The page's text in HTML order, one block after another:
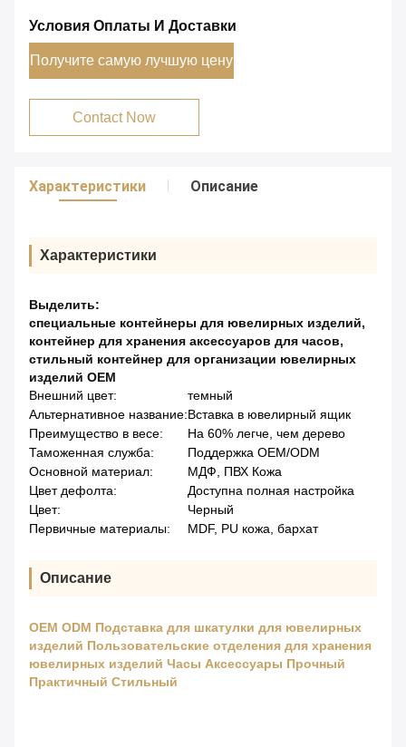
Условия Оплаты И Доставки
Получите самую лучшую цену
Contact Now
Характеристики Описание
Характеристики
Выделить:
специальные контейнеры для ювелирных изделий,
контейнер для хранения аксессуаров для часов,
стильный контейнер для организации ювелирных
изделий OEM
Внешний цвет:
темный
Альтернативное название:Вставка в ювелирный ящик
Преимущество в весе:
На 60% легче, чем дерево
Таможенная служба:
Поддержка OEM/ODM
Основной материал:
МДФ, ПВХ Кожа
Цвет дефолта:
Доступна полная настройка
Цвет:
Черный
Первичные материалы:
MDF, PU кожа, бархат
Описание
OEM ODM Подставка для шкатулки для ювелирных
изделий Пользовательские отделения для хранения
ювелирных изделий Часы Аксессуары Прочный
Практичный Стильный